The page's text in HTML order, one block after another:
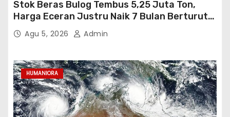
Stok Beras Bulog Tembus 5,25 Juta Ton,
Harga Eceran Justru Naik 7 Bulan Berturut-
TurutAgu 5, 2026 Admin
HUMANIORA